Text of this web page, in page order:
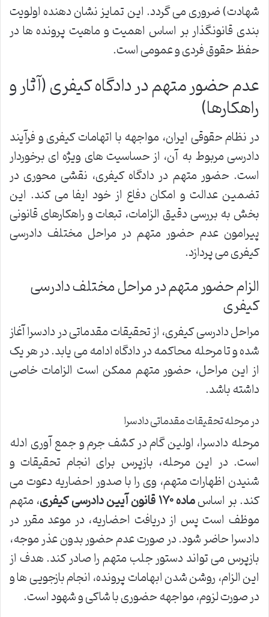
شهادت) ضروری می گردد. این تمایز نشان دهنده اولویت
بندی قانونگذار بر اساس اهمیت و ماهیت پرونده ها در
حفظ حقوق فردی و عمومی است.
عدم حضور متهم در دادگاه کیفری (آثار و
راهکارها)
در نظام حقوقی ایران، مواجهه با اتهامات کیفری و فرآیند
دادرسی مربوط به آن، از حساسیت های ویژه ای برخوردار
است. حضور متهم در دادگاه کیفری، نقشی محوری در
تضمین عدالت و امکان دفاع از خود ایفا می کند. این
بخش به بررسی دقیق الزامات، تبعات و راهکارهای قانونی
پیرامون عدم حضور متهم در مراحل مختلف دادرسی
کیفری می پردازد.
الزام حضور متهم در مراحل مختلف دادرسی
کیفری
مراحل دادرسی کیفری، از تحقیقات مقدماتی در دادسرا آغاز
شده و تا مرحله محاکمه در دادگاه ادامه می یابد. در هر یک
از این مراحل، حضور متهم ممکن است الزامات خاصی
داشته باشد.
در مرحله تحقیقات مقدماتی دادسرا
مرحله دادسرا، اولین گام در کشف جرم و جمع آوری ادله
است. در این مرحله، بازپرس برای انجام تحقیقات و
شنیدن اظهارات متهم، وی را با صدور احضاریه دعوت می
کند. بر اساسماده ۱۷۰ قانون آیین دادرسی کیفری
، متهم
موظف است پس از دریافت احضاریه، در موعد مقرر در
دادسرا حاضر شود. در صورت عدم حضور بدون عذر موجه،
بازپرس می تواند دستور جلب متهم را صادر کند. هدف از
این الزام، روشن شدن ابهامات پرونده، انجام بازجویی ها و
در صورت لزوم، مواجهه حضوری با شاکی و شهود است.